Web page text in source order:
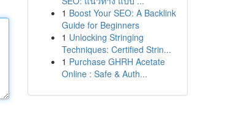
1 Boost Your SEO: A Backlink
Guide for Beginners
1 Unlocking Stringing
Techniques: Certified Strin...
1 Purchase GHRH Acetate
Online : Safe & Auth...